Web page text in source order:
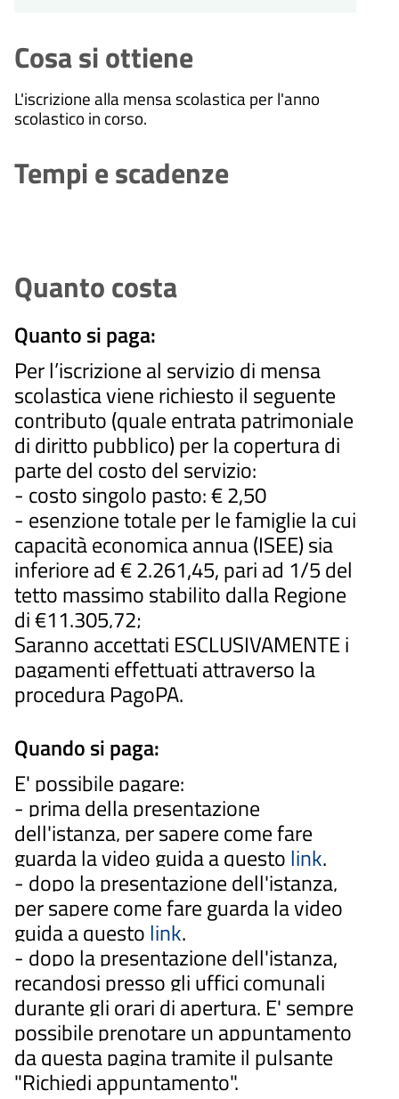
Cosa si ottiene
L'iscrizione alla mensa scolastica per l'anno
scolastico in corso.
Tempi e scadenze
Quanto costa
Quanto si paga:
Per l’iscrizione al servizio di mensa
scolasticaviene richiesto il seguente
contributo (quale entrata patrimoniale
di diritto pubblico) per la copertura di
parte del costo del servizio:
- costo singolo pasto: € 2,50
- esenzione totale per le famiglie la cui
capacità economica annua (ISEE) sia
inferiore ad € 2.261,45, pari ad 1/5 del
tetto massimo stabilito dalla Regione
di €11.305,72;
Saranno accettati ESCLUSIVAMENTE i
pagamenti effettuati attraverso la
procedura PagoPA.
Quando si paga:
E' possibile pagare:
- prima della presentazione
dell'istanza, per sapere come fare
guarda la video guida a questolink.
- dopo la presentazione dell'istanza,
per sapere come fare guarda la video
guida a questolink.
- dopo la presentazione dell'istanza,
recandosi presso gli uffici comunali
durante gli orari di apertura. E' sempre
possibile prenotare un appuntamento
da questa pagina tramite il pulsante
"Richiedi appuntamento".